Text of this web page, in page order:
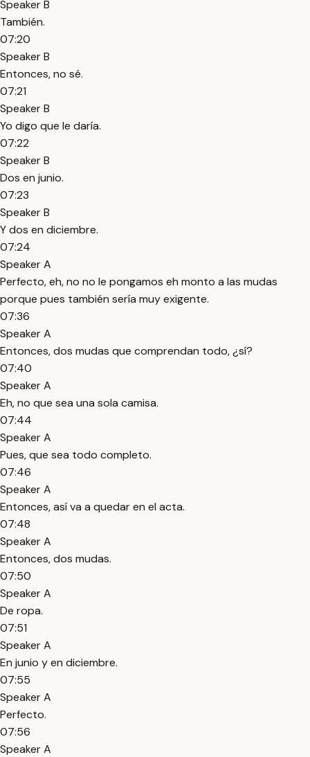
Speaker B
También.
07:20
Speaker B
Entonces, no sé.
07:21
Speaker B
Yo digo que le daría.
07:22
Speaker B
Dos en junio.
07:23
Speaker B
Y dos en diciembre.
07:24
Speaker A
Perfecto, eh, no no le pongamos eh monto a las mudas
porque pues también sería muy exigente.
07:36
Speaker A
Entonces, dos mudas que comprendan todo, ¿sí?
07:40
Speaker A
Eh, no que sea una sola camisa.
07:44
Speaker A
Pues, que sea todo completo.
07:46
Speaker A
Entonces, así va a quedar en el acta.
07:48
Speaker A
Entonces, dos mudas.
07:50
Speaker A
De ropa.
07:51
Speaker A
En junio y en diciembre.
07:55
Speaker A
Perfecto.
07:56
Speaker A